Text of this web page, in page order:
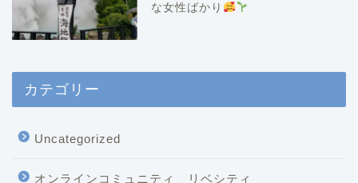
な女性ばかり
カテゴリー
Uncategorized
オンラインコミュニティ リベシティ